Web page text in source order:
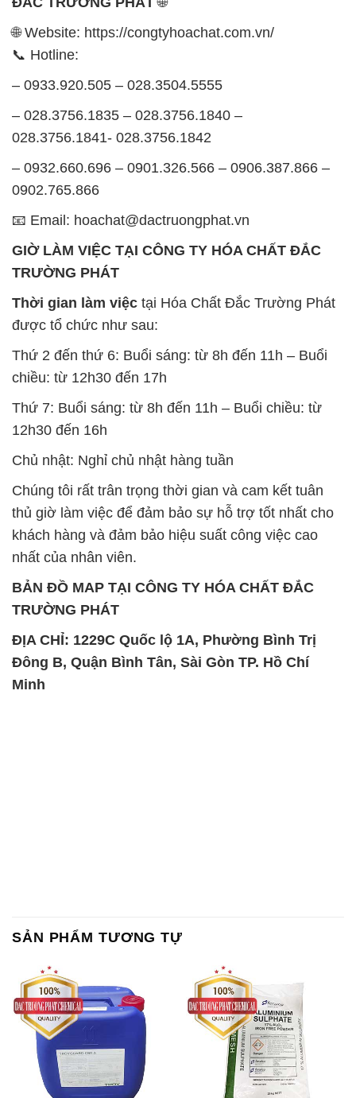
🌐 Website: https://congtyhoachat.com.vn/
📞 Hotline:
– 0933.920.505 – 028.3504.5555
– 028.3756.1835 – 028.3756.1840 –
028.3756.1841- 028.3756.1842
– 0932.660.696 – 0901.326.566 – 0906.387.866 –
0902.765.866
📧 Email: hoachat@dactruongphat.vn
GIỜ LÀM VIỆC TẠI CÔNG TY HÓA CHẤT ĐẮC
TRƯỜNG PHÁT
Thời gian làm việc tại Hóa Chất Đắc Trường Phát
được tổ chức như sau:
Thứ 2 đến thứ 6: Buổi sáng: từ 8h đến 11h – Buổi
chiều: từ 12h30 đến 17h
Thứ 7: Buổi sáng: từ 8h đến 11h – Buổi chiều: từ
12h30 đến 16h
Chủ nhật: Nghỉ chủ nhật hàng tuần
Chúng tôi rất trân trọng thời gian và cam kết tuân
thủ giờ làm việc để đảm bảo sự hỗ trợ tốt nhất cho
khách hàng và đảm bảo hiệu suất công việc cao
nhất của nhân viên.
BẢN ĐỒ MAP TẠI CÔNG TY HÓA CHẤT ĐẮC
TRƯỜNG PHÁT
ĐỊA CHỈ: 1229C Quốc lộ 1A, Phường Bình Trị
Đông B, Quận Bình Tân, Sài Gòn TP. Hồ Chí
Minh
SẢN PHẨM TƯƠNG TỰ